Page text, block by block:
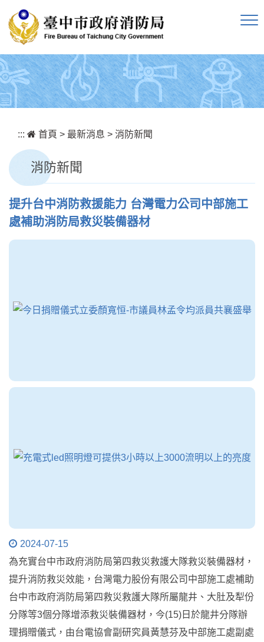
::: 首頁 > 最新消息 > 消防新聞
消防新聞
提升台中消防救援能力 台灣電力公司中部施工
處補助消防局救災裝備器材
2024-07-15
為充實台中市政府消防局第四救災救護大隊救災裝備器材，
提升消防救災效能，台灣電力股份有限公司中部施工處補助
台中市政府消防局第四救災救護大隊所屬龍井、大肚及犁份
分隊等3個分隊增添救災裝備器材，今(15)日於龍井分隊辦
理捐贈儀式，由台電協會副研究員黃慧芬及中部施工處副處